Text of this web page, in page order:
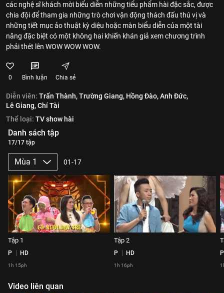
các nghệ sĩ khách mời biểu diễn những tiểu phẩm hài đặc sắc, được
chia đội để tham gia những trò chơi vận động thách đấu thú vị và
những tiết mục ảo thuật kỳ diệu hoặc màn biểu diễn của một tài
năng đặc biệt có một không hai khiến khán giả xem chương trình
phải thét lên WOW WOW WOW.
0 Bình luận Chia sẻ
Diễn viên: Trấn Thành,Trường Giang, Hồng Đào,Anh Đức,
Lê Giang,Chí Tài
Thể loại: TV show hài
Danh sách tập
17/17 tập
Mùa 1 01-17
Tập 1
P HD
1h 15ph
Tập 2
P HD
1h 16ph
P
Video liên quan